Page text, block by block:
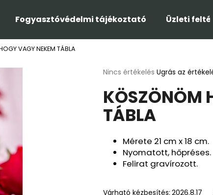
Fogyasztóvédelmi tájékoztató Üzleti
VAGY NEKEM TÁBLA
A
átlagos
értékelése
5-
csillag.
Nincs értékelés Ugrás az
KÖSZÖNÖM
TÁBLA
Mérete 21 cm x 18 cm.
Nyomatott, hőpréses.
Felirat gravírozott.
Várható kézbesítés: 2026.8.17
Mit keres?
KERESÉS